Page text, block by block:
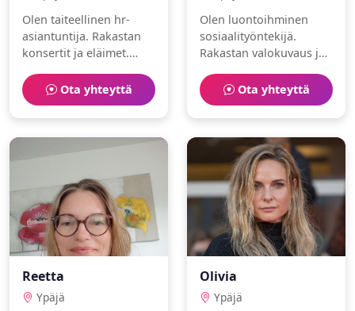
Olen taiteellinen hr-
asiantuntija. Rakastan
konsertit ja eläimet.
lämminhenkisen
ihmisen.
Ota yhteyttä
Olen luontoihminen
sosiaalityöntekijä.
Rakastan valokuvaus ja
ja rehellistä kumppania.
Ota yhteyttä
Reetta
Ypäjä
Olivia
Ypäjä